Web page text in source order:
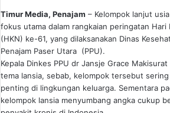
Timur Media, Penajam – Kelompok lanjut
fokus utama dalam rangkaian peringatan Hari
(HKN) ke-61, yang dilaksanakan Dinas
Penajam Paser Utara (PPU).
Kepala Dinkes PPU dr Jansje Grace
tema lansia, sebab, kelompok tersebut
penting di lingkungan keluarga. Sementara
kelompok lansia menyumbang angka cukup